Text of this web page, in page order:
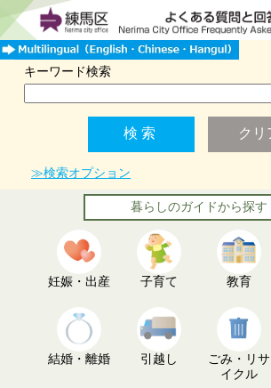
キーワード検索
≫検索オプション
暮らしのガイドから探す
妊娠・出産 子育て 教育
結婚・離婚 引越し
ごみ・リサ
イクル